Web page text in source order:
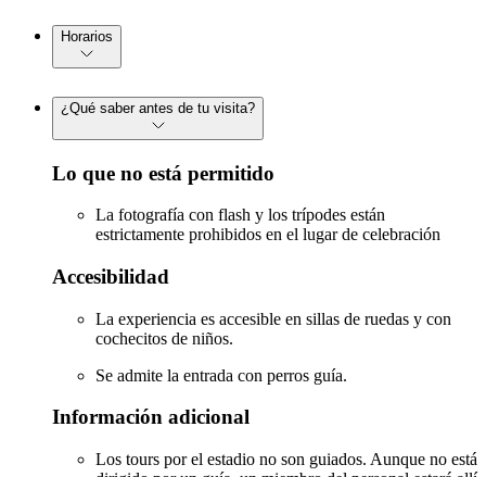
Horarios
¿Qué saber antes de tu visita?
Lo que no está permitido
La fotografía con flash y los trípodes están
estrictamente prohibidos en el lugar de celebración
Accesibilidad
La experiencia es accesible en sillas de ruedas y con
cochecitos de niños.
Se admite la entrada con perros guía.
Información adicional
Los tours por el estadio no son guiados. Aunque no está